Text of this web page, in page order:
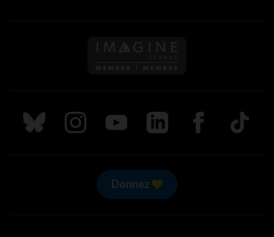
Suivez nous sur Bluesky
Suivez nous sur Instagram
Suivez nous sur Youtube
Suivez nous sur LinkedIn
Suivez nous sur
TikTok
Donnez